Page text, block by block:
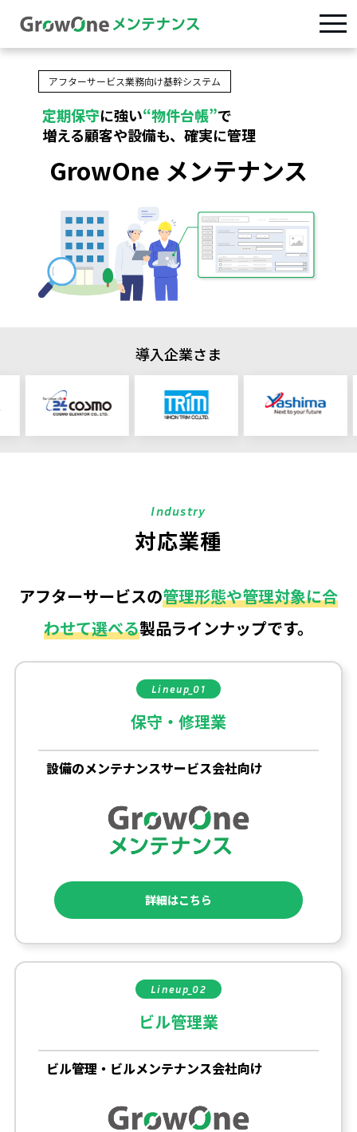
アフターサービス業務向け基幹システム
定期保守に強い“物件台帳”で
増える顧客や設備も、確実に管理
GrowOne メンテナンス
導入企業さま
Industry
対応業種
アフターサービスの管理形態や管理対象に合
わせて選べる製品ラインナップです。
Lineup_01
保守・修理業
設備のメンテナンスサービス会社向け
詳細はこちら
Lineup_02
ビル管理業
ビル管理・ビルメンテナンス会社向け